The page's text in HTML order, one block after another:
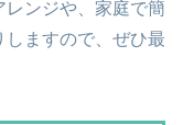
レンジや、家庭で簡
ますので、ぜひ最